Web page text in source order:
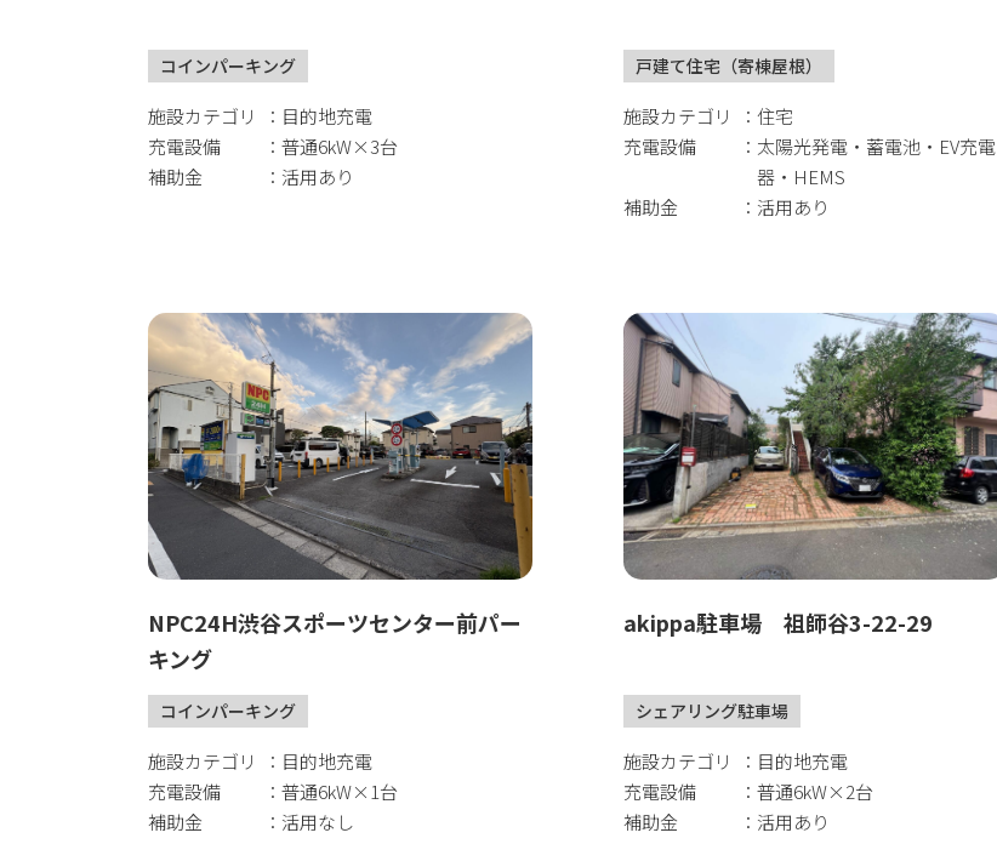
コインパーキング
施設カテゴリ
目的地充電
充電設備
普通6kW×3台
補助金
活用あり
戸建て住宅（寄棟屋根）
施設カテゴリ
住宅
充電設備
太陽光発電・蓄電池・EV充電
器・HEMS
補助金
活用あり
NPC24H渋谷スポーツセンター前パー
キング
コインパーキング
施設カテゴリ
目的地充電
充電設備
普通6kW×1台
補助金
活用なし
akippa駐車場 祖師谷3-22-29
シェアリング駐車場
施設カテゴリ
目的地充電
充電設備
普通6kW×2台
補助金
活用あり